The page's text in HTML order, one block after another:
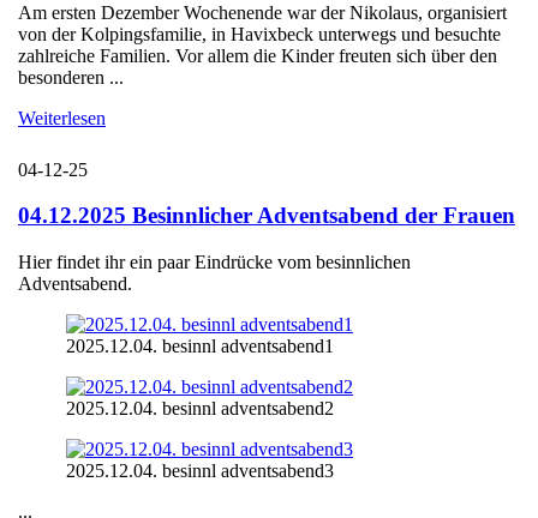
Am ersten Dezember Wochenende war der Nikolaus, organisiert
von der Kolpingsfamilie, in Havixbeck unterwegs und besuchte
zahlreiche Familien. Vor allem die Kinder freuten sich über den
besonderen ...
Weiterlesen
04-12-25
04.12.2025 Besinnlicher Adventsabend der Frauen
Hier findet ihr ein paar Eindrücke vom besinnlichen
Adventsabend.
2025.12.04. besinnl adventsabend1
2025.12.04. besinnl adventsabend2
2025.12.04. besinnl adventsabend3
...